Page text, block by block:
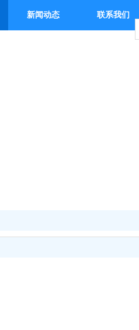
新闻动态 联系我们